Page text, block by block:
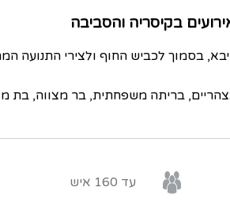
בקיסריה והסביבה
בסמוך לכביש החוף ולצירי התנועה
בריתה משפחתית, בר מצווה, בת
עד 160 איש